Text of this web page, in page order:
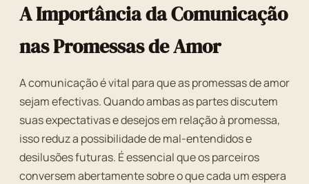
A Importância da Comunicação
nas Promessas de Amor
A comunicação é vital para que as promessas de amor
sejam efectivas. Quando ambas as partes discutem
suas expectativas e desejos em relação à promessa,
isso reduz a possibilidade de mal-entendidos e
desilusões futuras. É essencial que os parceiros
conversem abertamente sobre o que cada um espera